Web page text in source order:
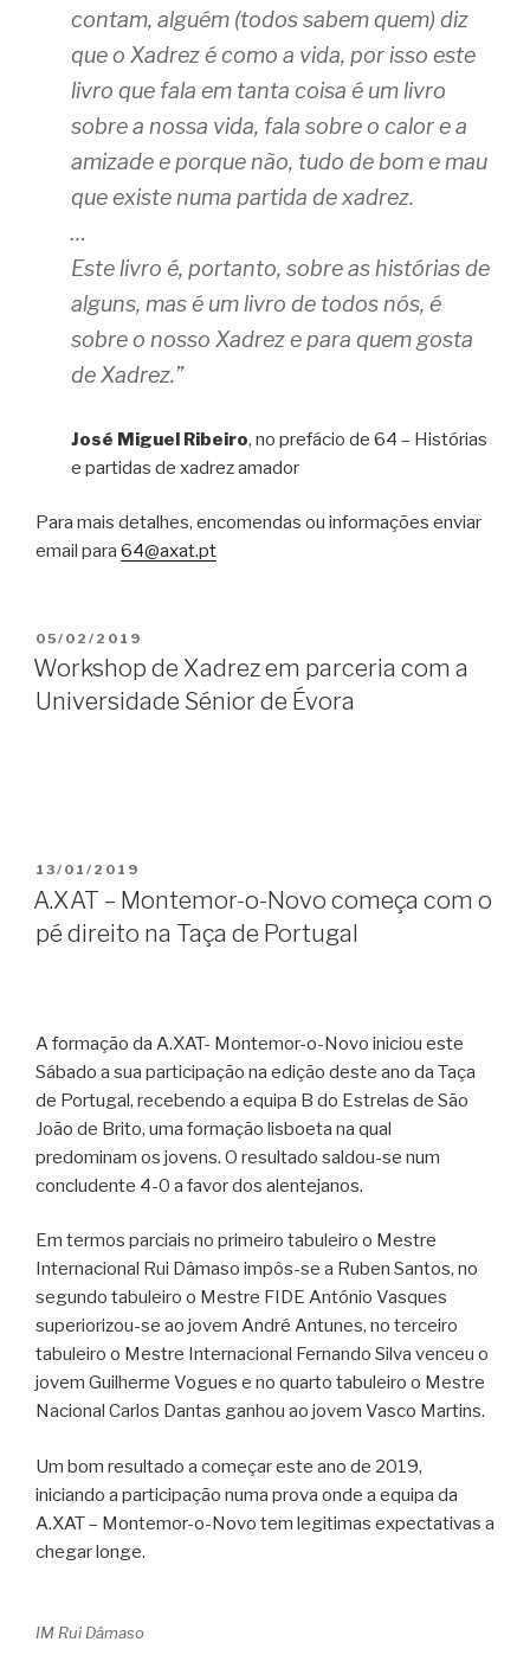
contam, alguém (todos sabem quem) diz
que o Xadrez é como a vida, por isso este
livro que fala em tanta coisa é um livro
sobre a nossa vida, fala sobre o calor e a
amizade e porque não, tudo de bom e mau
que existe numa partida de xadrez.
…
Este livro é, portanto, sobre as histórias de
alguns, mas é um livro de todos nós, é
sobre o nosso Xadrez e para quem gosta
de Xadrez.”
José Miguel Ribeiro, no prefácio de 64 – Histórias
e partidas de xadrez amador
Para mais detalhes, encomendas ou informações enviar
email para 64@axat.pt
PUBLICADO
EM
05/02/2019
Workshop de Xadrez em parceria com a
Universidade Sénior de Évora
PUBLICADO
EM
13/01/2019
A.XAT – Montemor-o-Novo começa com o
pé direito na Taça de Portugal
A formação da A.XAT- Montemor-o-Novo iniciou este
Sábado a sua participação na edição deste ano da Taça
de Portugal, recebendo a equipa B do Estrelas de São
João de Brito, uma formação lisboeta na qual
predominam os jovens. O resultado saldou-se num
concludente 4-0 a favor dos alentejanos.
Em termos parciais no primeiro tabuleiro o Mestre
Internacional Rui Dâmaso impôs-se a Ruben Santos, no
segundo tabuleiro o Mestre FIDE António Vasques
superiorizou-se ao jovem André Antunes, no terceiro
tabuleiro o Mestre Internacional Fernando Silva venceu o
jovem Guilherme Vogues e no quarto tabuleiro o Mestre
Nacional Carlos Dantas ganhou ao jovem Vasco Martins.
Um bom resultado a começar este ano de 2019,
iniciando a participação numa prova onde a equipa da
A.XAT – Montemor-o-Novo tem legitimas expectativas a
chegar longe.
IM Rui Dâmaso